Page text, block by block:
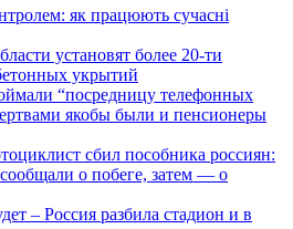
як працюють сучасні
установят более 20-ти
укрытий
“посредницу телефонных
якобы были и пенсионеры
сбил пособника россиян:
о побеге, затем — о
– Россия разбила стадион и в